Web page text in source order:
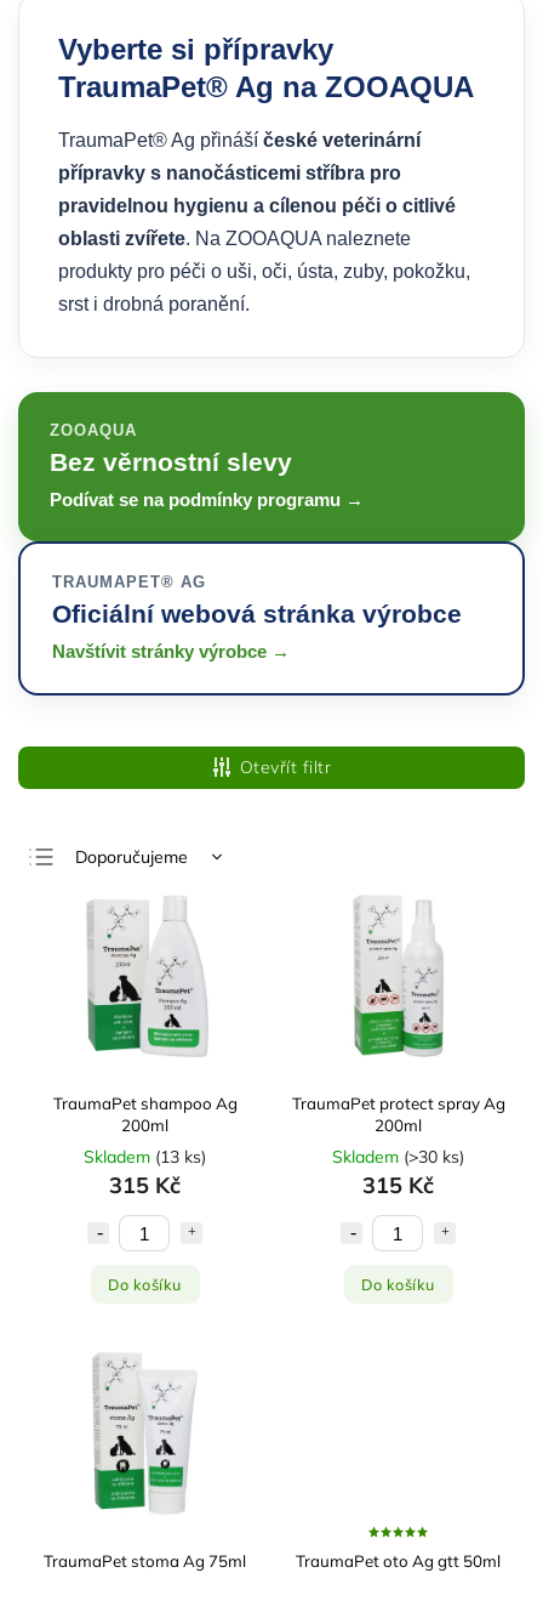
Vyberte si přípravky
TraumaPet® Ag na ZOOAQUA
TraumaPet® Ag přináší české veterinární
přípravky s nanočásticemi stříbra pro
pravidelnou hygienu a cílenou péči o citlivé
oblasti zvířete. Na ZOOAQUA naleznete
produkty pro péči o uši, oči, ústa, zuby, pokožku,
srst i drobná poranění.
ZOOAQUA
Bez věrnostní slevy
Podívat se na podmínky programu →
TRAUMAPET® AG
Oficiální webová stránka výrobce
Navštívit stránky výrobce →
Otevřít filtr
Doporučujeme
Nejlevnější
Nejdražší
Nejprodávanější
Abecedně
TraumaPet shampoo Ag
200ml
Skladem (13 ks)
315 Kč
Do košíku
TraumaPet protect spray Ag
200ml
Skladem (>30 ks)
315 Kč
Do košíku
TraumaPet stoma Ag 75ml TraumaPet oto Ag gtt 50ml